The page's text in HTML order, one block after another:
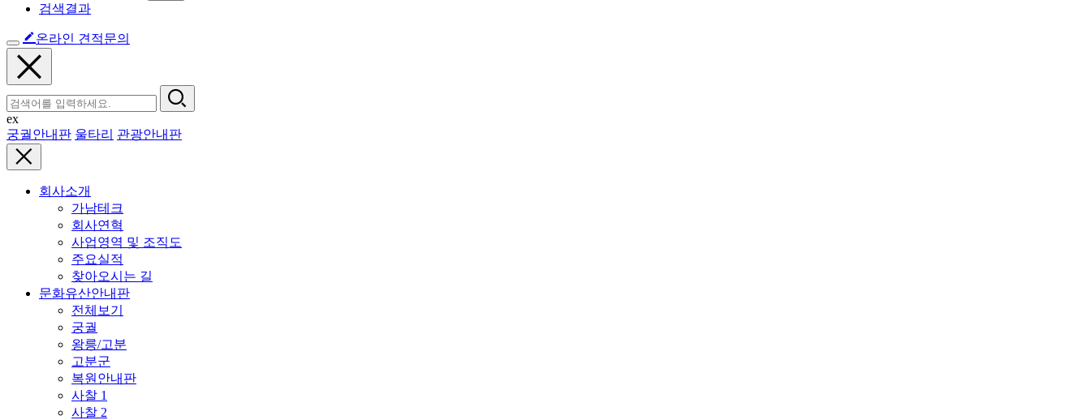
검색결과
온라인 견적문의
ex
궁궐안내판 울타리 관광안내판
회사소개
가남테크
회사연혁
사업영역 및 조직도
주요실적
찾아오시는 길
문화유산안내판
전체보기
궁궐
왕릉/고분
고분군
복원안내판
사찰 1
사찰 2